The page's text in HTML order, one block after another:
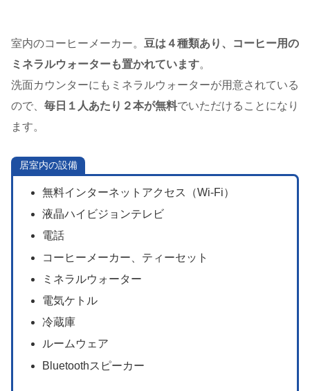
室内のコーヒーメーカー。 豆は４種類あり、コーヒー用の
ミネラルウォーターも置かれています。
洗面カウンターにもミネラルウォーターが用意されている
ので、 毎日１人あたり２本が無料でいただけることになり
ます。
居室内の設備
無料インターネットアクセス（Wi-Fi）
液晶ハイビジョンテレビ
電話
コーヒーメーカー、ティーセット
ミネラルウォーター
電気ケトル
冷蔵庫
ルームウェア
Bluetoothスピーカー